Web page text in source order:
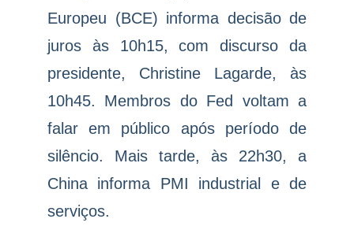
Europeu (BCE) informa decisão de
juros às 10h15, com discurso da
presidente, Christine Lagarde, às
10h45. Membros do Fed voltam a
falar em público após período de
silêncio. Mais tarde, às 22h30, a
China informa PMI industrial e de
serviços.